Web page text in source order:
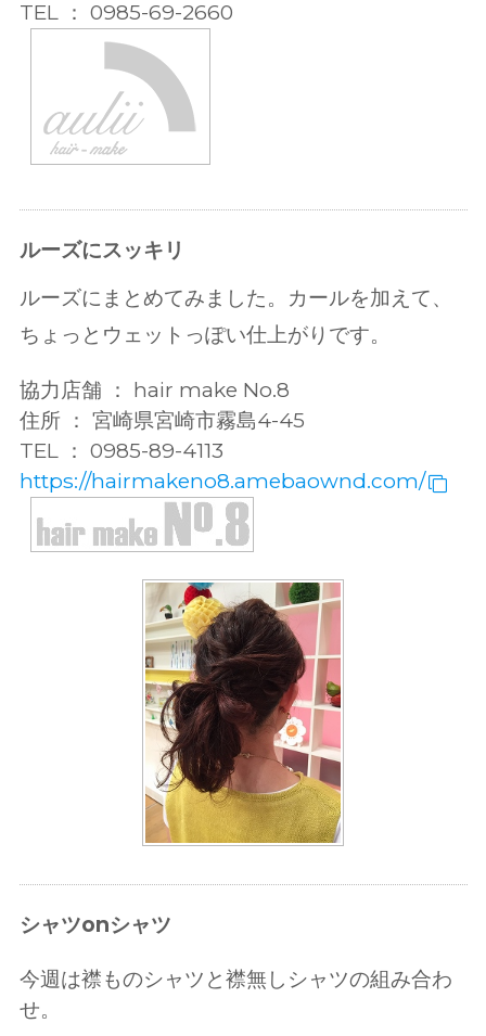
TEL ： 0985-69-2660
ルーズにスッキリ
ルーズにまとめてみました。カールを加えて、
ちょっとウェットっぽい仕上がりです。
協力店舗 ： hair make No.8
住所 ： 宮崎県宮崎市霧島4-45
TEL ： 0985-89-4113
https://hairmakeno8.amebaownd.com/
シャツonシャツ
今週は襟ものシャツと襟無しシャツの組み合わ
せ。